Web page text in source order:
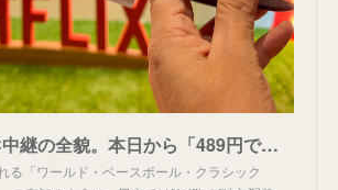
ネトフリWBC中継の全貌。本日から「489円で初月視聴」キャンペーンも開始【西田宗千佳のRandomTracking】
る「ワールド・ベースボール・クラシック